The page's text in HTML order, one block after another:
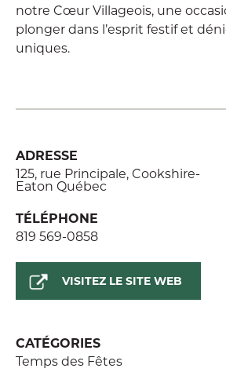
notre Cœur Villageois, une
plonger dans l’esprit festif et
uniques.
ADRESSE
125, rue Principale, Cookshire-
Eaton Québec
TÉLÉPHONE
819 569-0858
VISITEZ LE SITE WEB
CATÉGORIES
Temps des Fêtes